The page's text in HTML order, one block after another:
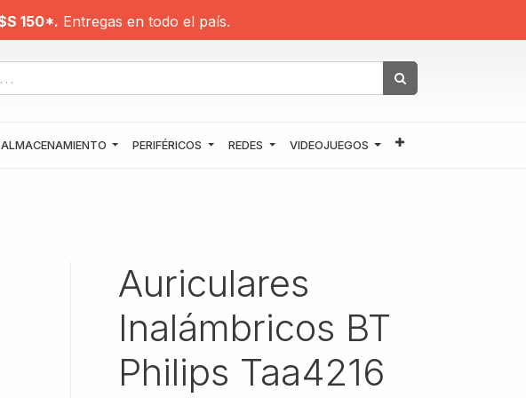
150*. Entregas en todo el país.
ALMACENAMIENTO PERIFÉRICOS REDES VIDEOJUEGOS
Auriculares
Inalámbricos BT
Philips Taa4216